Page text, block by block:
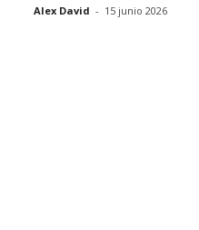
Alex David - 15 junio 2026